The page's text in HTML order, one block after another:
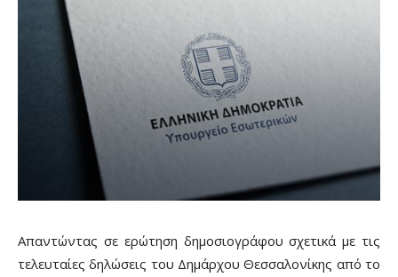
Απαντώντας σε ερώτηση δημοσιογράφου σχετικά με τις
τελευταίες δηλώσεις του Δημάρχου Θεσσαλονίκης από το